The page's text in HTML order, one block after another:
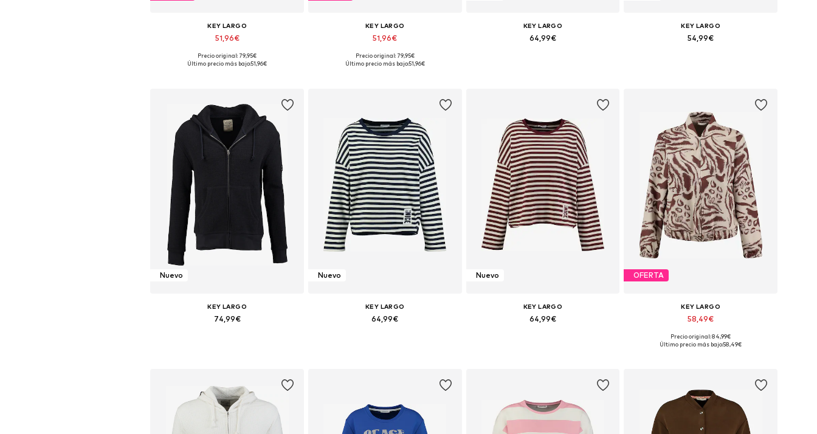
KEY LARGO
51,96€
Tallas disponibles: S, M, L
Precio original: 79,95€
Último precio más bajo:51,96€
KEY LARGO
51,96€
Tallas disponibles: S, M, L
Precio original: 79,95€
Último precio más bajo:51,96€
KEY LARGO
64,99€
KEY LARGO
54,99€
Nuevo
KEY LARGO
74,99€
Nuevo
KEY LARGO
64,99€
Nuevo
KEY LARGO
64,99€
OFERTA
KEY LARGO
58,49€
Tallas disponibles: S, M, L, XL
Precio original: 84,99€
Último precio más bajo:58,49€